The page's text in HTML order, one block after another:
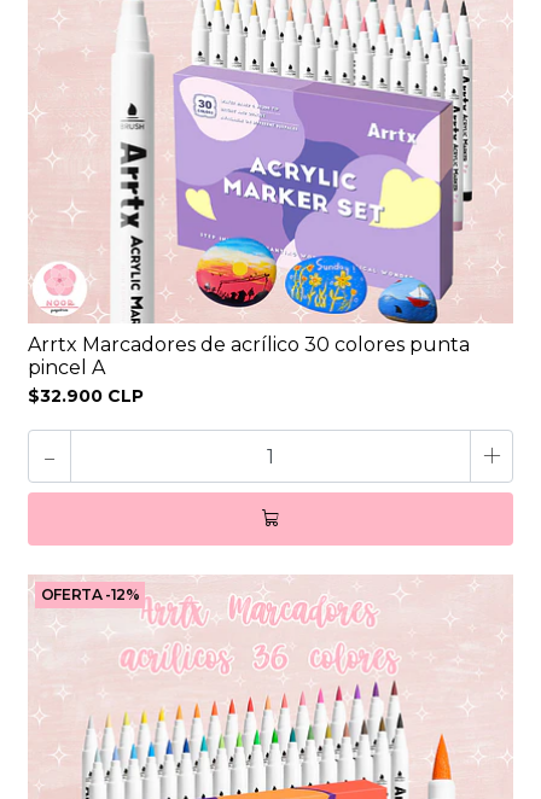
Arrtx Marcadores de acrílico 30 colores punta
pincel A
$32.900 CLP
- +
OFERTA -12%